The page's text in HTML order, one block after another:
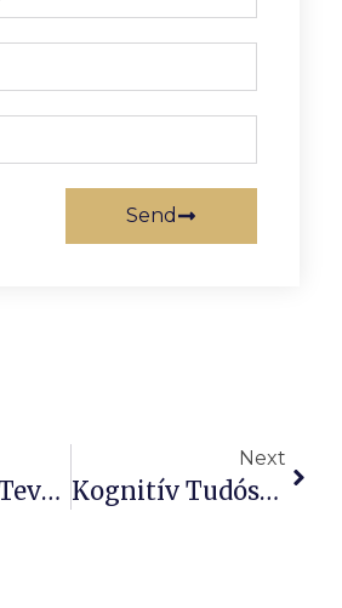
Send
Szabadidős Tevékenységek: Növelik A Tinédzserek Önbecsülését!
Next
Kognitív Tudósok Felfedik, Miért Tűnnek Ki A Mondatok!